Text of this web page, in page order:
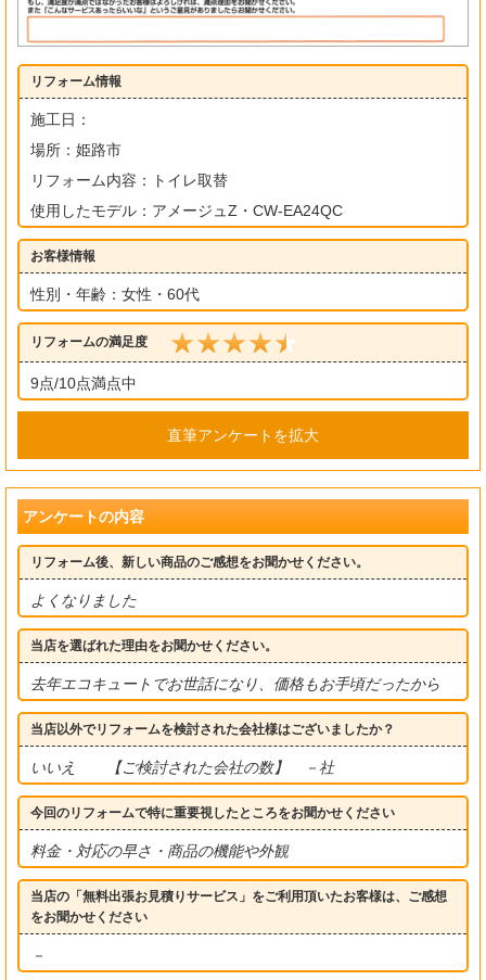
リフォーム情報
施工日：
場所：姫路市
リフォーム内容：トイレ取替
使用したモデル：アメージュZ・CW-EA24QC
お客様情報
性別・年齢：女性・60代
リフォームの満足度
9点/10点満点中
直筆アンケートを拡大
アンケートの内容
リフォーム後、新しい商品のご感想をお聞かせください。
よくなりました
当店を選ばれた理由をお聞かせください。
去年エコキュートでお世話になり、価格もお手頃だったから
当店以外でリフォームを検討された会社様はございましたか？
いいえ 【ご検討された会社の数】 －社
今回のリフォームで特に重要視したところをお聞かせください
料金・対応の早さ・商品の機能や外観
当店の「無料出張お見積りサービス」をご利用頂いたお客様は、ご感想
をお聞かせください
－